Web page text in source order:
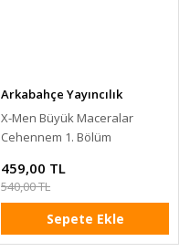
Arkabahçe Yayıncılık
X-Men Büyük Maceralar
Cehennem 1. Bölüm
459,00 TL
540,00 TL
Sepete Ekle